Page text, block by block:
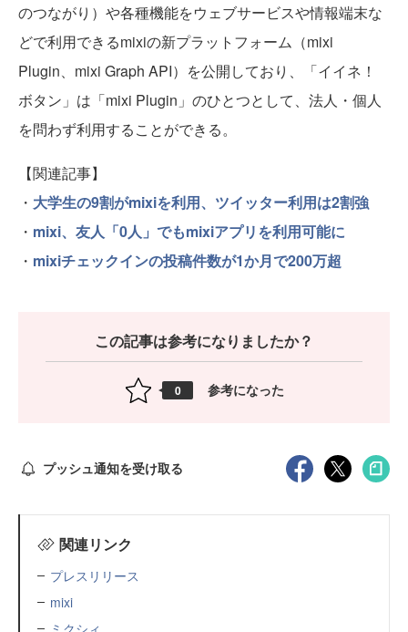
のつながり）や各種機能をウェブサービスや情報端末な
どで利用できるmixiの新プラットフォーム（mixi
Plugin、mixi Graph API）を公開しており、「イイネ！
ボタン」は「mixi Plugin」のひとつとして、法人・個人
を問わず利用することができる。
【関連記事】
・ 大学生の9割がmixiを利用、ツイッター利用は2割強
・ mixi、友人「0人」でもmixiアプリを利用可能に
・ mixiチェックインの投稿件数が1か月で200万超
この記事は参考になりましたか？
0 参考になった
プッシュ通知を受け取る
関連リンク
プレスリリース
mixi
ミクシィ